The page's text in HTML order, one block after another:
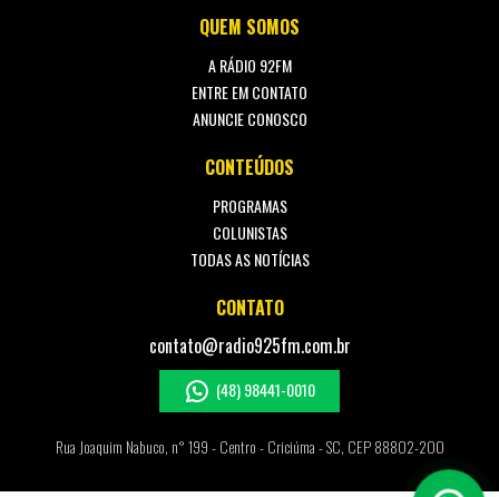
QUEM SOMOS
A RÁDIO 92FM
ENTRE EM CONTATO
ANUNCIE CONOSCO
CONTEÚDOS
PROGRAMAS
COLUNISTAS
TODAS AS NOTÍCIAS
CONTATO
contato@radio925fm.com.br
(48) 98441-0010
Rua Joaquim Nabuco, n° 199 - Centro - Criciúma - SC, CEP 88802-200